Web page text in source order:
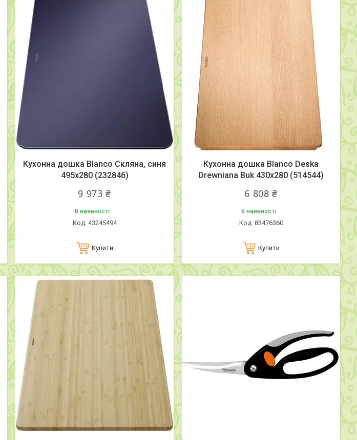
Кухонна дошка Blanco Скляна, синя
495x280 (232846)
9 973 ₴
В наявності
43245494
Купити
Кухонна дошка Blanco Deska
Drewniana Buk 430x280 (514544)
6 808 ₴
В наявності
83476360
Купити